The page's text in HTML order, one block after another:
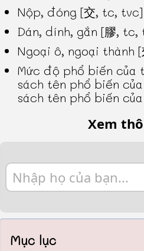
Nộp, đóng [交, tc, tvc]
Dán, dính, gắn [膠, tc,
Ngoại ô, ngoại thành
Mức độ phổ biến của
sách tên phổ biến
sách tên phổ biến của
Xem
Mục lục